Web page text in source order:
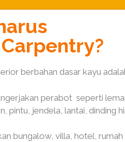
berbahan dasar kayu
perabot seperti
pintu, jendela, lantai, dinding
bungalow, villa, hotel,